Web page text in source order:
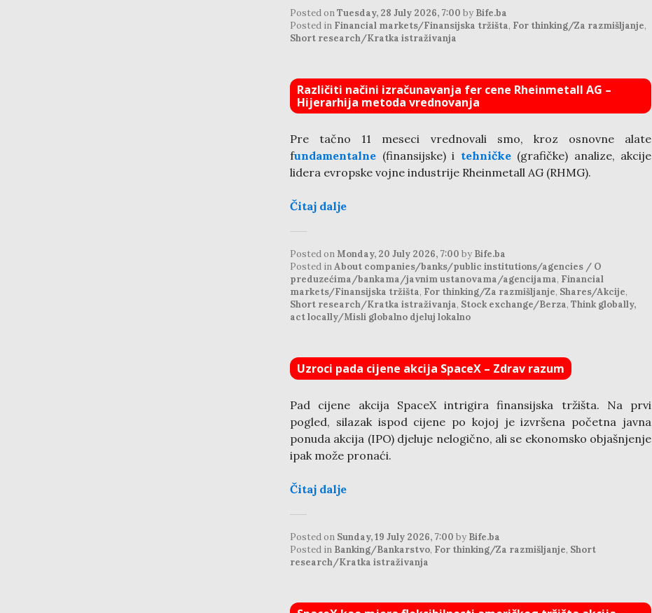
Posted onTuesday, 28 July 2026, 7:00 by Bife.ba
Posted in Financial markets/Finansijska tržišta, For thinking/Za razmišljanje,
Short research/Kratka istraživanja
Različiti načini izračunavanja fer cene Rheinmetall AG –
Hijerarhija metoda vrednovanja
Pre tačno 11 meseci vrednovali smo, kroz osnovne alate
fundamentalne (finansijske) i tehničke(grafičke) analize, akcije
lidera evropske vojne industrije Rheinmetall AG (RHMG).
Čitaj dalje
Posted on Monday, 20 July 2026, 7:00 by Bife.ba
Posted inAbout companies/banks/public institutions/agencies / O
preduzećima/bankama/javnim ustanovama/agencijama, Financial
markets/Finansijska tržišta, For thinking/Za razmišljanje, Shares/Akcije,
Short research/Kratka istraživanja, Stock exchange/Berza, Think globally,
act locally/Misli globalno djeluj lokalno
Uzroci pada cijene akcija SpaceX – Zdrav razum
Pad cijene akcija SpaceX intrigira finansijska tržišta. Na prvi
pogled, silazak ispod cijene po kojoj je izvršena početna javna
ponuda akcija (IPO) djeluje nelogično, ali se ekonomsko objašnjenje
ipak može pronaći.
Čitaj dalje
Posted on Sunday, 19 July 2026, 7:00 by Bife.ba
Posted in Banking/Bankarstvo, For thinking/Za razmišljanje, Short
research/Kratka istraživanja